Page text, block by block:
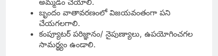
అమ్మడం చేయాలి.
బృందం వాతావరణంలో విజయవంతంగా పని
చేయగలగాలి.
కంప్యూటర్ పరిజ్ఞానం/ నైపుణ్యాలు, ఉపయోగించగల
సామర్థ్యం ఉండాలి.